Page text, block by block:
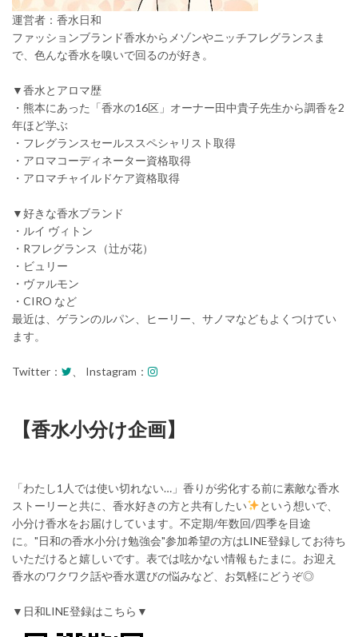
運営者：香水日和
ファッションブランド香水からメゾンやニッチフレグランスま
で、色んな香水を嗅いで回るのが好き。
▼香水とアロマ歴
・熊本にあった「香水の16区」オーナー田中貴子先生から調香を2
年ほど学ぶ
・フレグランスセールススペシャリスト取得
・アロマコーディネーター資格取得
・アロマチャイルドケア資格取得
▼好きな香水ブランド
・ルイ ヴィトン
・Rフレグランス（辻が花）
・ビュリー
・ヴァルモン
・CIRO など
最近は、ゲランのルパン、ヒーリー、サノマなどもよくつけてい
ます。
Twitter： 、 Instagram：
【香水小分け企画】
「わたし1人では使い切れない…」香りが劣化する前に素敵な香水
ストーリーと共に、香水好きの方と共有したい
という想いで、
小分け香水をお届けしています。不定期/年数回/四季を目途
に。"日和の香水小分け勉強会"参加希望の方はLINE登録してお待ち
いただけると嬉しいです。表では呟かない情報もたまに。お迎え
香水のワクワク話や香水選びの悩みなど、お気軽にどうぞ◎
▼日和LINE登録はこちら▼